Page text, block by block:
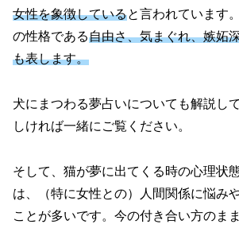
女性を象徴していると言われています
の性格である自由さ、気まぐれ、嫉妬
も表します。
犬にまつわる夢占いについても解説し
しければ一緒にご覧ください。
そして、猫が夢に出てくる時の心理状
は、（特に女性との）人間関係に悩み
ことが多いです。今の付き合い方のま